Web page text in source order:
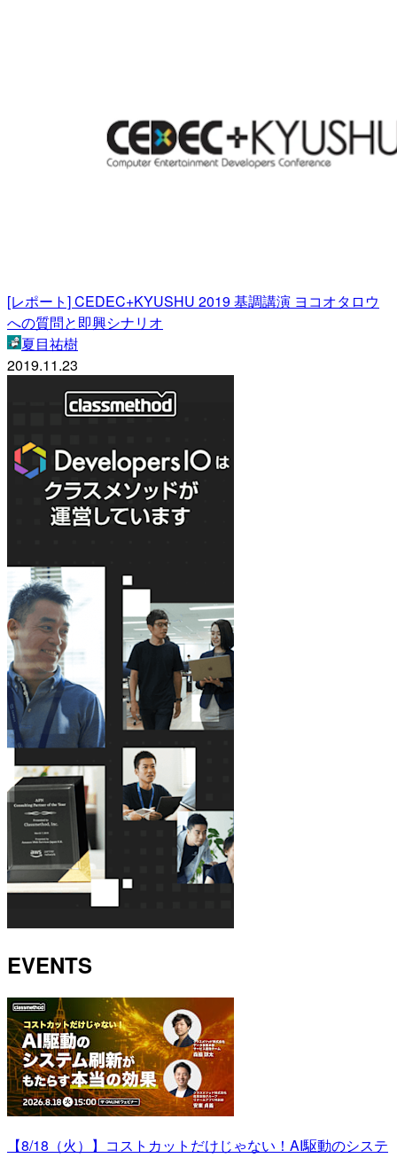
[レポート] CEDEC+KYUSHU 2019 基調講演 ヨコオタロウ
への質問と即興シナリオ
夏目祐樹
2019.11.23
EVENTS
【8/18（火）】コストカットだけじゃない！AI駆動のシステ